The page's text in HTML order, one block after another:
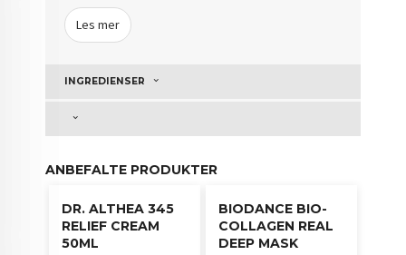
angustifolia-rotekstrakt, som sammen gir en
helhetlig beroligende effekt og balanserer
etterlater huden myk og hydrert uten klissete
Les mer
INGREDIENSER
ANBEFALTE PRODUKTER
DR. ALTHEA 345
RELIEF CREAM
50ML
BIODANCE BIO-
COLLAGEN REAL
DEEP MASK